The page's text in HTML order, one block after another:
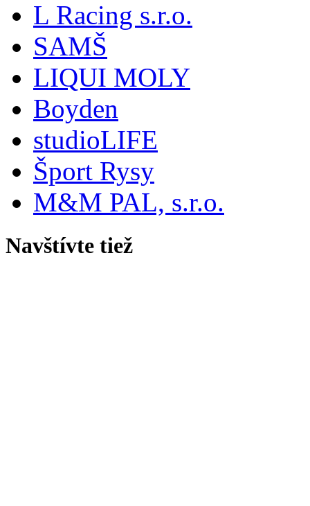
L Racing s.r.o.
SAMŠ
LIQUI MOLY
Boyden
studioLIFE
Šport Rysy
M&M PAL, s.r.o.
Navštívte tiež